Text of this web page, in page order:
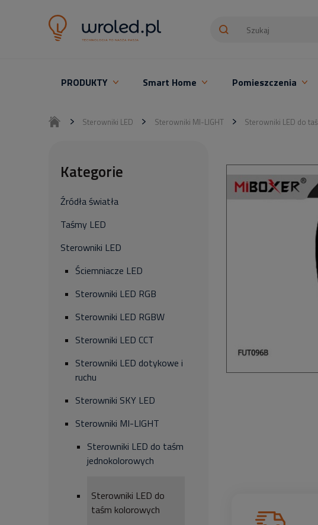
PRODUKTY Smart Home Pomieszczenia
Sterowniki LED Sterowniki MI-LIGHT Sterowniki LED do
Kategorie
Źródła światła
Taśmy LED
Sterowniki LED
Ściemniacze LED
Sterowniki LED RGB
Sterowniki LED RGBW
Sterowniki LED CCT
Sterowniki LED dotykowe i
ruchu
Sterowniki SKY LED
Sterowniki MI-LIGHT
Sterowniki LED do taśm
jednokolorowych
Sterowniki LED do
taśm kolorowych